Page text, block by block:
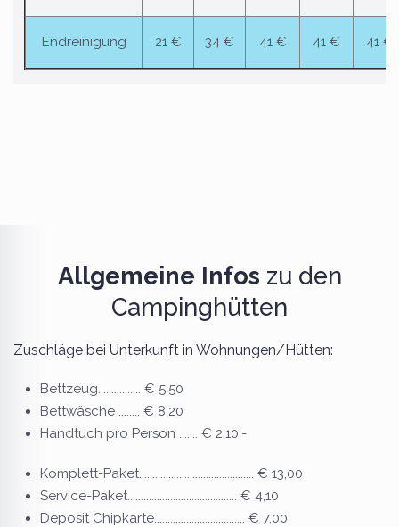
Endreinigung 21 € 34 € 41 € 41 € 41 €
Allgemeine Infos zu den
Campinghütten
Zuschläge bei Unterkunft in Wohnungen/Hütten:
Bettzeug................ € 5,50
Bettwäsche ........ € 8,20
Handtuch pro Person ....... € 2,10,-
Komplett-Paket........................................... € 13,00
Service-Paket......................................... € 4,10
Deposit Chipkarte.................................. € 7,00